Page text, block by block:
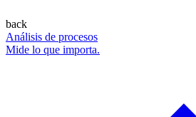
back
Análisis de procesos
Mide lo que importa.